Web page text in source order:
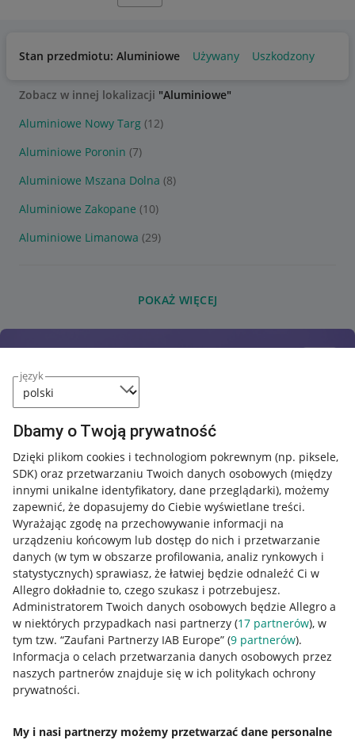
język
Dbamy o Twoją prywatność
Dzięki plikom cookies i technologiom pokrewnym (np. piksele,
SDK) oraz przetwarzaniu Twoich danych osobowych (między
innymi unikalne identyfikatory, dane przeglądarki), możemy
zapewnić, że dopasujemy do Ciebie wyświetlane treści.
Wyrażając zgodę na przechowywanie informacji na
urządzeniu końcowym lub dostęp do nich i przetwarzanie
danych (w tym w obszarze profilowania, analiz rynkowych i
statystycznych) sprawiasz, że łatwiej będzie odnaleźć Ci w
Allegro dokładnie to, czego szukasz i potrzebujesz.
Administratorem Twoich danych osobowych będzie Allegro a
w niektórych przypadkach nasi partnerzy (17 partnerów), w
tym tzw. “Zaufani Partnerzy IAB Europe” (9 partnerów).
Informacja o celach przetwarzania danych osobowych przez
naszych partnerów znajduje się w ich politykach ochrony
prywatności.
My i nasi partnerzy możemy przetwarzać dane personalne
Stan przedmiotu: Aluminiowe Używany Uszkodzony
Zobacz w innej lokalizacji "Aluminiowe"
Aluminiowe Nowy Targ (12)
Aluminiowe Poronin (7)
Aluminiowe Mszana Dolna (8)
Aluminiowe Zakopane (10)
Aluminiowe Limanowa (29)
POKAŻ WIĘCEJ
Przydatne informacje
Jak to działa